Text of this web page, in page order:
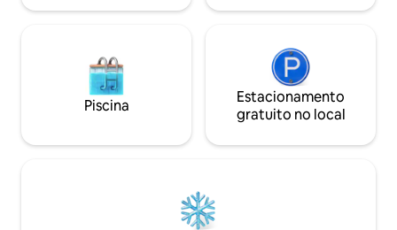
aqui.
Piscina
Estacionamento
gratuito no local